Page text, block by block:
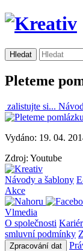
Pleteme
zalistujte si...
Vydáno: 19. 04.
Zdroj: Youtube
Návody a šablony
Akce
Vlmedia
O společnosti
smluvní podmínky
Zpracování dat